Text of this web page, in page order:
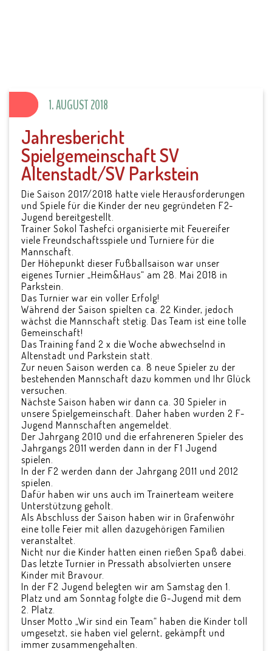
Jahresbericht
Spielgemeinschaft SV
Altenstadt/SV Parkstein
Die Saison 2017/2018 hatte viele Herausforderungen
und Spiele für die Kinder der neu gegründeten F2-
Jugend bereitgestellt.
Trainer Sokol Tashefci organisierte mit Feuereifer
viele Freundschaftsspiele und Turniere für die
Mannschaft.
Der Höhepunkt dieser Fußballsaison war unser
eigenes Turnier „Heim&Haus“ am 28. Mai 2018 in
Parkstein.
Das Turnier war ein voller Erfolg!
Während der Saison spielten ca. 22 Kinder, jedoch
wächst die Mannschaft stetig. Das Team ist eine tolle
Gemeinschaft!
Das Training fand 2 x die Woche abwechselnd in
Altenstadt und Parkstein statt.
Zur neuen Saison werden ca. 8 neue Spieler zu der
bestehenden Mannschaft dazu kommen und Ihr Glück
versuchen.
Nächste Saison haben wir dann ca. 30 Spieler in
unsere Spielgemeinschaft. Daher haben wurden 2 F-
Jugend Mannschaften angemeldet.
Der Jahrgang 2010 und die erfahreneren Spieler des
Jahrgangs 2011 werden dann in der F1 Jugend
spielen.
In der F2 werden dann der Jahrgang 2011 und 2012
spielen.
Dafür haben wir uns auch im Trainerteam weitere
Unterstützung geholt.
Als Abschluss der Saison haben wir in Grafenwöhr
eine tolle Feier mit allen dazugehörigen Familien
veranstaltet.
Nicht nur die Kinder hatten einen rießen Spaß dabei.
Das letzte Turnier in Pressath absolvierten unsere
Kinder mit Bravour.
In der F2 Jugend belegten wir am Samstag den 1.
Platz und am Sonntag folgte die G-Jugend mit dem
2. Platz.
Unser Motto „Wir sind ein Team“ haben die Kinder toll
umgesetzt, sie haben viel gelernt, gekämpft und
immer zusammengehalten.
1. AUGUST 2018